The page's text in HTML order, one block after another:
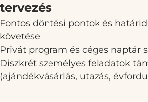
tervezés
Fontos döntési pontok és
követése
Privát program és céges naptár
Diszkrét személyes feladatok
(ajándékvásárlás, utazás,